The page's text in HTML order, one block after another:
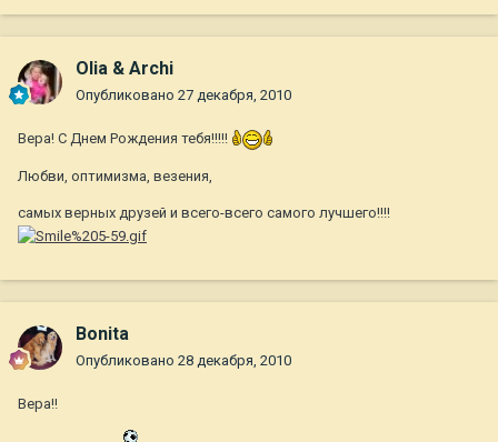
Olia & Archi
Опубликовано 27 декабря, 2010
Вера! С Днем Рождения тебя!!!!!
Любви, оптимизма, везения,
самых верных друзей и всего-всего самого лучшего!!!!
Bonita
Опубликовано 28 декабря, 2010
Вера!!